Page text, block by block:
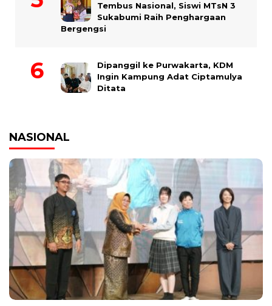
Tembus Nasional, Siswi MTsN 3
Sukabumi Raih Penghargaan
Bergengsi
Dipanggil ke Purwakarta, KDM
Ingin Kampung Adat Ciptamulya
Ditata
NASIONAL